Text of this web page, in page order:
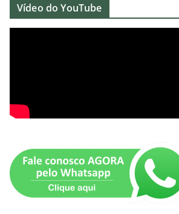
Vídeo do YouTube